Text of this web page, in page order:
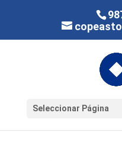
Seleccionar Página